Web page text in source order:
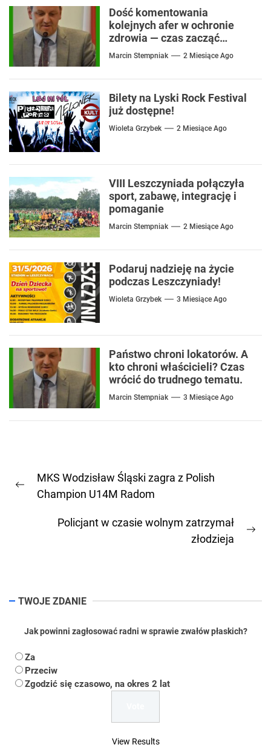
Dość komentowania
kolejnych afer w ochronie
zdrowia — czas zacząć
mówić o rozwiązaniach
Marcin Stempniak 2 Miesiące Ago
Bilety na Lyski Rock Festival
już dostępne!
Wioleta Grzybek 2 Miesiące Ago
VIII Leszczyniada połączyła
sport, zabawę, integrację i
pomaganie
Marcin Stempniak 2 Miesiące Ago
Podaruj nadzieję na życie
podczas Leszczyniady!
Wioleta Grzybek 3 Miesiące Ago
Państwo chroni lokatorów. A
kto chroni właścicieli? Czas
wrócić do trudnego tematu.
Marcin Stempniak 3 Miesiące Ago
wpisu
Previous
MKS Wodzisław Śląski zagra z Polish
Champion U14M Radom
Policjant w czasie wolnym zatrzymał
złodzieja
TWOJE ZDANIE
Jak powinni zagłosować radni w sprawie zwałów płaskich?
Za
Przeciw
Zgodzić się czasowo, na okres 2 lat
View Results